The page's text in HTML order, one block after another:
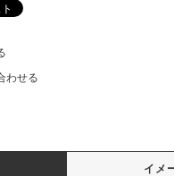
わせる
イメ